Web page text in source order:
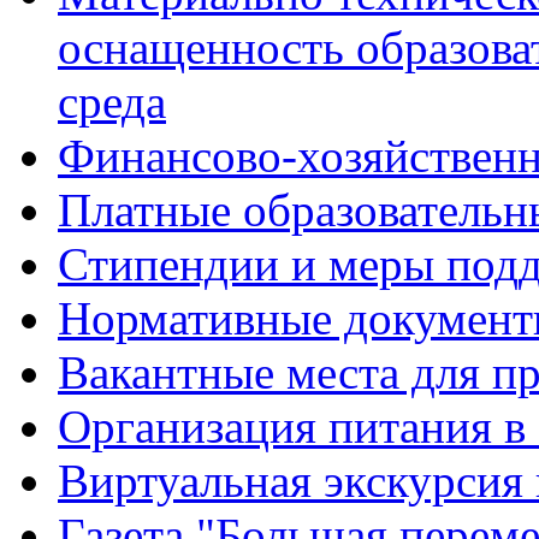
оснащенность
среда
Финансово-
Платные
Стипендии и меры
Нормативные
Вакантные места для
Организация питания в
Виртуальная